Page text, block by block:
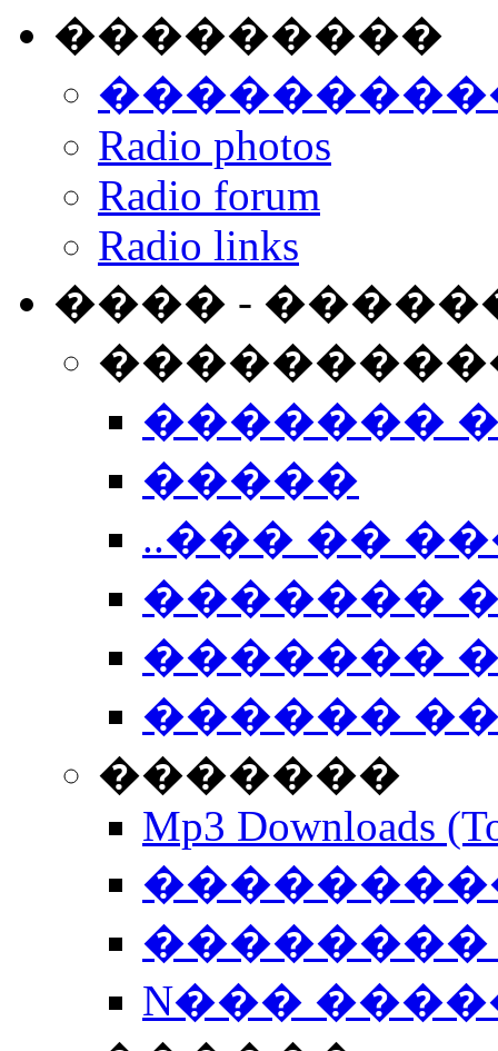
���������
Radio photos
Radio forum
Radio links
���� -
�������
�����
..��� ��
�������
�������
������
�������
Mp3 Downloads
��������
N���